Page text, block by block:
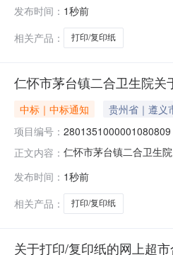
钢炮70g/A4打印/复印
发布时间： 1秒前
相关产品：
打印/复印纸
仁怀市茅台镇二合卫生院
中标｜中标通知 贵州省｜遵义
项目编号： 2801351000001080809
正文内容： 仁怀市茅台镇二合卫生
所在行政区划编码
发布时间： 1秒前
相关产品：
打印/复印纸
关于打印/复印纸的网上超